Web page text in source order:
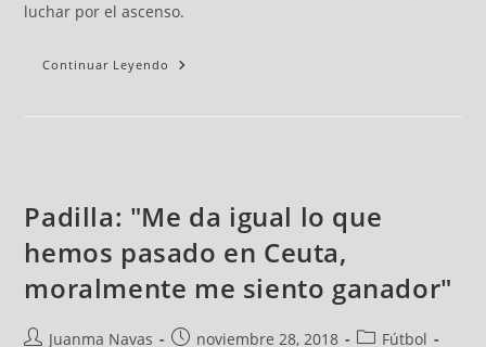
luchar por el ascenso.
Continuar Leyendo
Padilla: "Me da igual lo que
hemos pasado en Ceuta,
moralmente me siento ganador"
Juanma Navas noviembre 28, 2018 Fútbol